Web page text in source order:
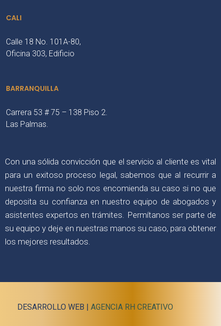
CALI
Calle 18 No. 101A-80,
Oficina 303, Edificio
BARRANQUILLA
Carrera 53 # 75 – 138 Piso 2.
Las Palmas.
Con una sólida convicción que el servicio al cliente es vital
para un exitoso proceso legal, sabemos que al recurrir a
nuestra firma no solo nos encomienda su caso si no que
deposita su confianza en nuestro equipo de abogados y
asistentes expertos en trámites. Permítanos ser parte de
su equipo y deje en nuestras manos su caso, para obtener
los mejores resultados.
DESARROLLO WEB | AGENCIA RH CREATIVO